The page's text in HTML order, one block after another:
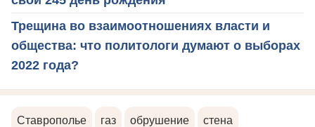
Трещина во взаимоотношениях власти и
общества: что политологи думают о выборах
2022 года?
Ставрополье газ обрушение стена